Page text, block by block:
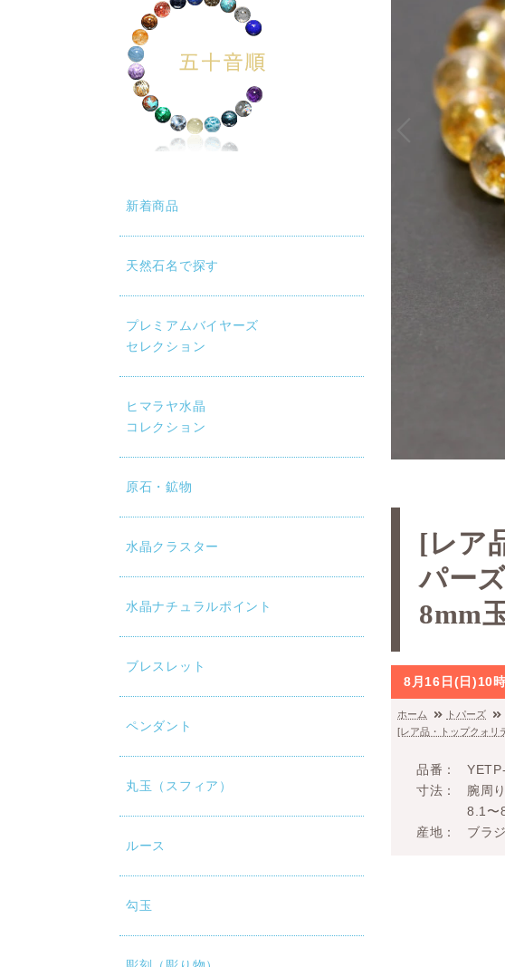
新着商品
天然石名で探す
プレミアムバイヤーズ
セレクション
ヒマラヤ水晶
コレクション
原石・鉱物
水晶クラスター
水晶ナチュラルポイント
ブレスレット
ペンダント
丸玉（スフィア）
ルース
勾玉
[レア
パー
8mm
8月16日(日)10
ホーム トパーズ
[レア品・トップクォリ
品番
寸法
腕周
8.1〜
産地
ブラ